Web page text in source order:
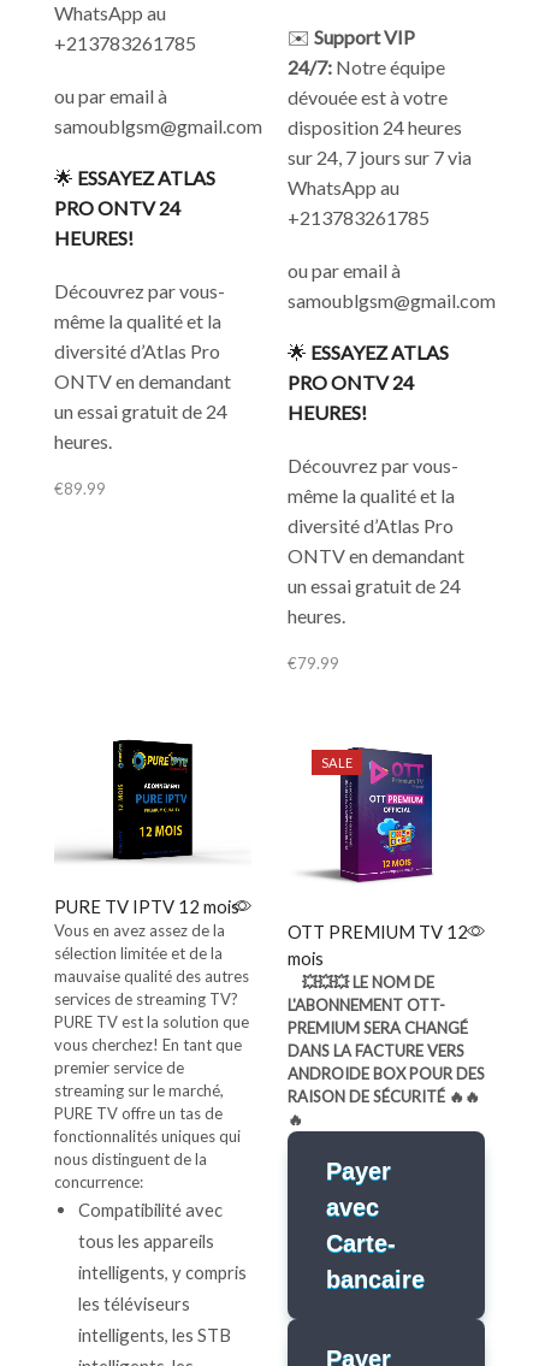
WhatsApp au
+213783261785
ou par email à
samoublgsm@gmail.com
🌟 ESSAYEZ ATLAS
PRO ONTV 24
HEURES!
Découvrez par vous-
même la qualité et la
diversité d’Atlas Pro
ONTV en demandant
un essai gratuit de 24
heures.
€89.99
✉️ Support VIP
24/7: Notre équipe
dévouée est à votre
disposition 24 heures
sur 24, 7 jours sur 7 via
WhatsApp au
+213783261785
ou par email à
samoublgsm@gmail.com
🌟 ESSAYEZ ATLAS
PRO ONTV 24
HEURES!
Découvrez par vous-
même la qualité et la
diversité d’Atlas Pro
ONTV en demandant
un essai gratuit de 24
heures.
€79.99
PURE TV IPTV 12 mois
Vous en avez assez de la
sélection limitée et de la
mauvaise qualité des autres
services de streaming TV?
PURE TV est la solution que
vous cherchez! En tant que
premier service de
streaming sur le marché,
PURE TV offre un tas de
fonctionnalités uniques qui
nous distinguent de la
concurrence:
Compatibilité avec
tous les appareils
intelligents, y compris
les téléviseurs
intelligents, les STB
SALE
OTT PREMIUM TV 12
mois
💥💥💥 LE NOM DE
L'ABONNEMENT OTT-
PREMIUM SERA CHANGÉ
DANS LA FACTURE VERS
ANDROIDE BOX POUR DES
RAISON DE SÉCURITÉ 🔥🔥
🔥
Payer
avec
Carte-
bancaire
Payer